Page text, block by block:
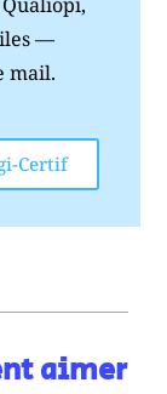
—
mail.
Certif
aimer